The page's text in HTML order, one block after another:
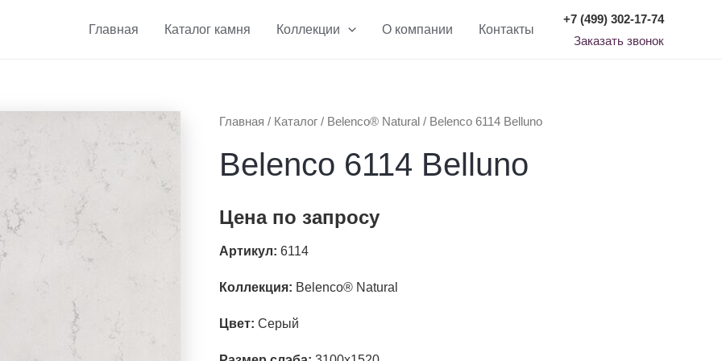
Главная Каталог камня Коллекции О компании Контакты
+7 (499) 302-17-74
Заказать звонок
Главная / Каталог / Belenco® Natural / Belenco 6114 Belluno
Belenco 6114 Belluno
Цена по запросу
Артикул: 6114
Коллекция: Belenco® Natural
Цвет: Серый